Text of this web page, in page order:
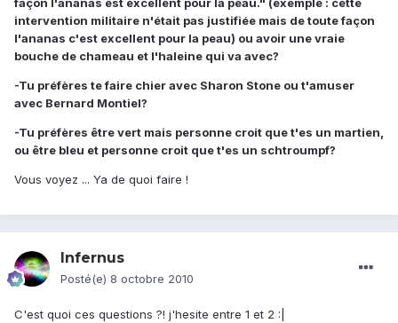
façon l'ananas est excellent pour la peau." (exemple : cette
intervention militaire n'était pas justifiée mais de toute façon
l'ananas c'est excellent pour la peau) ou avoir une vraie
bouche de chameau et l'haleine qui va avec?
-Tu préfères te faire chier avec Sharon Stone ou t'amuser
avec Bernard Montiel?
-Tu préfères être vert mais personne croit que t'es un martien,
ou être bleu et personne croit que t'es un schtroumpf?
Vous voyez ... Ya de quoi faire !
Infernus
Posté(e) 8 octobre 2010
C'est quoi ces questions ?! j'hesite entre 1 et 2 :|